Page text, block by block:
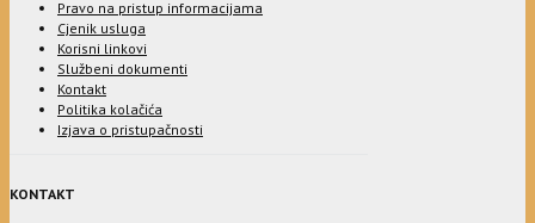
Pravo na pristup informacijama
Cjenik usluga
Korisni linkovi
Službeni dokumenti
Kontakt
Politika kolačića
Izjava o pristupačnosti
KONTAKT